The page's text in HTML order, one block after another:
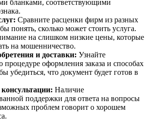
бланками, соответствующими
Сравните расценки фирм из разных
понять, сколько может стоить услуга.
на слишком низкие цены, которые
на мошенничество.
и доставки: Узнайте
процедуре оформления заказа и способах
убедиться, что документ будет готов в
Наличие
поддержки для ответа на вопросы
проблем говорит о хорошем